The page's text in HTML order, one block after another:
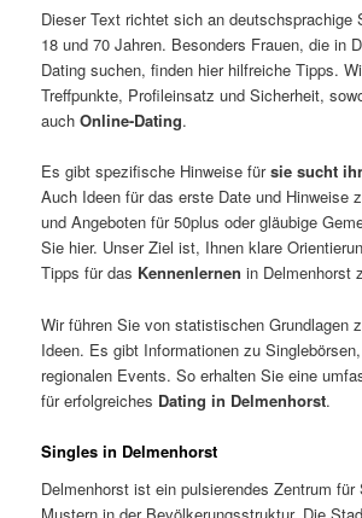
Dieser Text richtet sich an deutschsprachige
18 und 70 Jahren. Besonders Frauen, die in
Dating suchen, finden hier hilfreiche Tipps.
Treffpunkte, Profileinsatz und Sicherheit,
auchOnline-Dating.
Es gibt spezifische Hinweise fürsie sucht
Auch Ideen für das erste Date und Hinweise
und Angeboten für 50plus oder gläubige
Sie hier. Unser Ziel ist, Ihnen klare
Tipps für das Kennenlernen in Delmenhorst
Wir führen Sie von statistischen Grundlagen
Ideen. Es gibt Informationen zu
regionalen Events. So erhalten Sie eine
für erfolgreiches Dating in Delmenhorst.
Singles in Delmenhorst
Delmenhorst ist ein pulsierendes Zentrum